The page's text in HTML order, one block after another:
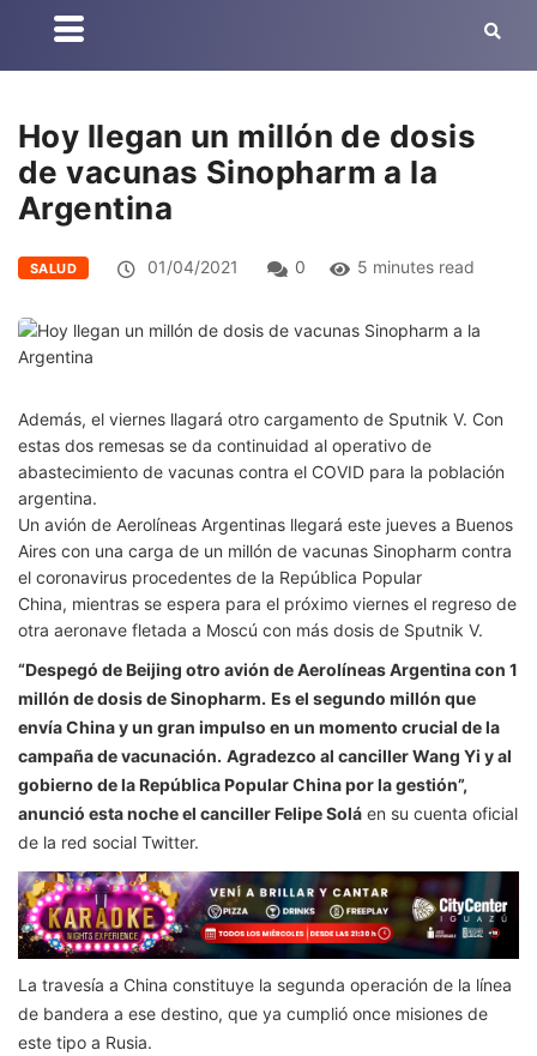
Hoy llegan un millón de dosis
de vacunas Sinopharm a la
Argentina
SALUD 01/04/2021 0 5 minutes read
Además, el viernes llagará otro cargamento de Sputnik V. Con
estas dos remesas se da continuidad al operativo de
abastecimiento de vacunas contra el COVID para la población
argentina.
Un avión de Aerolíneas Argentinas llegará este jueves a Buenos
Aires con una carga de un millón de vacunas Sinopharm contra
el coronavirus procedentes de la República Popular
China, mientras se espera para el próximo viernes el regreso de
otra aeronave fletada a Moscú con más dosis de Sputnik V.
“Despegó de Beijing otro avión de Aerolíneas Argentina con 1
millón de dosis de Sinopharm. Es el segundo millón que
envía China y un gran impulso en un momento crucial de la
campaña de vacunación. Agradezco al canciller Wang Yi y al
gobierno de la República Popular China por la gestión”,
anunció esta noche el canciller Felipe Solá en su cuenta oficial
de la red social Twitter.
La travesía a China constituye la segunda operación de la línea
de bandera a ese destino, que ya cumplió once misiones de
este tipo a Rusia.